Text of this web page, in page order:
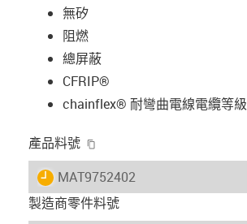
無矽
阻燃
總屏蔽
CFRIP®
chainflex® 耐彎曲電線電纜等級
產品料號
igus-icon-lieferzeit
MAT9752402
製造商零件料號